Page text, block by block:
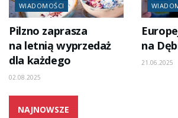
WIADOMOŚCI
Pilzno zaprasza
na letnią wyprzedaż
dla każdego
02.08.2025
na
21.06.2025
NAJNOWSZE